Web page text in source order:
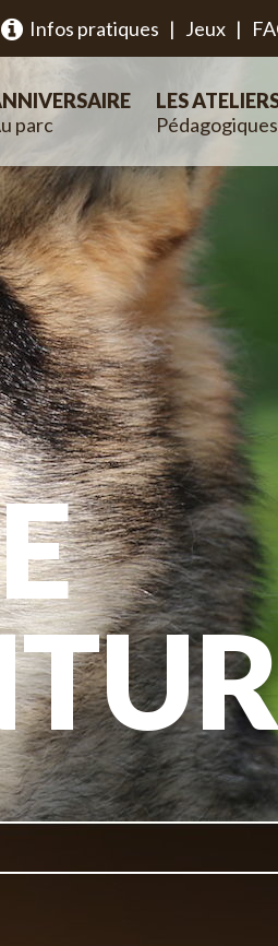
Infos pratiques | Jeux |
parc
LES
Pédagogiques